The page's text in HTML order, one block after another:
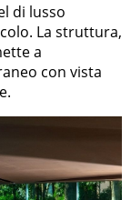
di lusso
La struttura,
a
con vista